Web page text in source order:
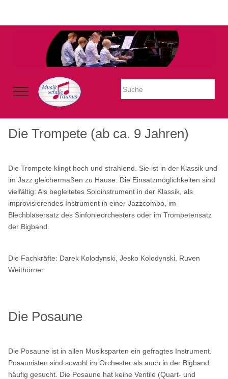
Warning: Undefined property: stdClass::$imglink in
/mnt/web605/e3/26/59781926/htdocs/Joomla2023/modules/
Mobile Menu Toggle
Die Trompete (ab ca. 9 Jahren)
Die Trompete klingt hoch und strahlend. Sie ist in der Klassik und
im Jazz gleichermaßen zu Hause. Die Einsatzmöglichkeiten sind
vielfältig: Als begleitetes Soloinstrument in der Klassik, als
improvisierendes Instrument in einer Jazzcombo, im
Blechbläsersatz des Sinfonieorchesters oder im Trompetensatz
der Bigband.
Die Fachkräfte: Darek Kolodynski, Jesko Kolodynski, Ruven
Weithörner
Die Posaune
Die Posaune ist in allen Musiksparten ein gefragtes Instrument.
Posaunisten sind sowohl im Orchester als auch in der Bigband
häufig gesucht. Die Posaune hat keine Ventile (Quart- und